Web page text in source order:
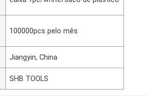
100000pcs pelo mês
Jiangyin, China
SHB TOOLS